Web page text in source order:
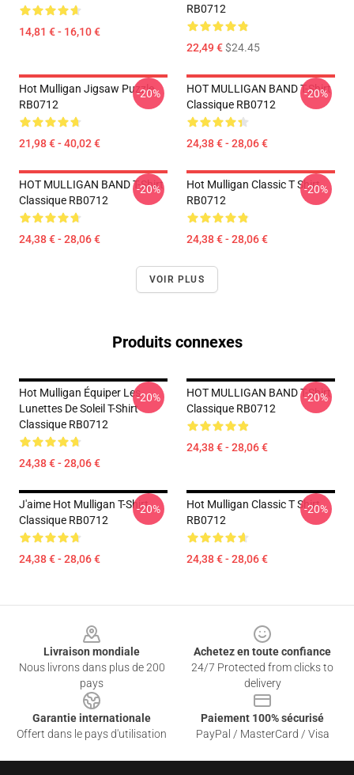
14,81 € - 16,10 €
RB0712
22,49 €$24.45
Hot Mulligan Jigsaw Puzzle
RB0712
21,98 € - 40,02 €
-20%
HOT MULLIGAN BAND T-Shirt
Classique RB0712
24,38 € - 28,06 €
-20%
HOT MULLIGAN BAND T-Shirt
Classique RB0712
24,38 € - 28,06 €
-20%
Hot Mulligan Classic T Shirt
RB0712
24,38 € - 28,06 €
-20%
VOIR PLUS
Produits connexes
Hot Mulligan Équiper Les
Lunettes De Soleil T-Shirt
Classique RB0712
24,38 € - 28,06 €
-20%
HOT MULLIGAN BAND T-Shirt
Classique RB0712
24,38 € - 28,06 €
-20%
J'aime Hot Mulligan T-Shirt
Classique RB0712
24,38 € - 28,06 €
-20%
Hot Mulligan Classic T Shirt
RB0712
24,38 € - 28,06 €
-20%
Livraison mondiale
Nous livrons dans plus de 200
pays
Achetez en toute confiance
24/7 Protected from clicks to
delivery
Garantie internationale
Offert dans le pays d'utilisation
Paiement 100% sécurisé
PayPal / MasterCard / Visa